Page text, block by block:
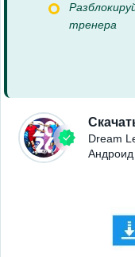
тренера
Dream
Андроид